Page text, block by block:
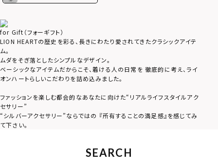
for Gift（フォーギフト）
LION HEARTの歴史を彩る、長きにわたり愛されてきたクラシックアイテ
ム。
ムダをそぎ落としたシンプルなデザイン。
ベーシックなアイテムだからこそ、着ける人の日常を 徹底的に考え、ライ
オンハートらしいこだわりを詰め込みました。
ファッションを楽しむ都会的なあなたに向けた“リアルライフスタイルアク
セサリー”
“シルバーアクセサリー”ならではの 『所有することの満足感』を感じてみ
て下さい。
SEARCH